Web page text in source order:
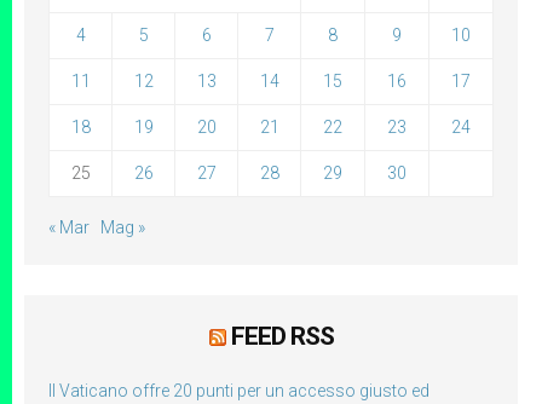
4 5 6 7 8 9 10
11 12 13 14 15 16 17
18 19 20 21 22 23 24
25 26 27 28 29 30
« Mar Mag »
FEED RSS
Il Vaticano offre 20 punti per un accesso giusto ed